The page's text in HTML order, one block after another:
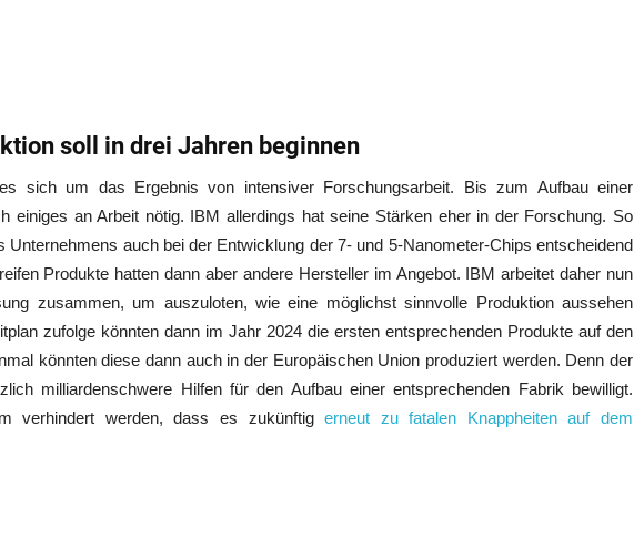
soll in drei Jahren beginnen
sich um das Ergebnis von intensiver Forschungsarbeit. Bis zum Aufbau einer
einiges an Arbeit nötig. IBM allerdings hat seine Stärken eher in der Forschung. So
Unternehmens auch bei der Entwicklung der 7- und 5-Nanometer-Chips entscheidend
Produkte hatten dann aber andere Hersteller im Angebot. IBM arbeitet daher nun
zusammen, um auszuloten, wie eine möglichst sinnvolle Produktion aussehen
zufolge könnten dann im Jahr 2024 die ersten entsprechenden Produkte auf den
könnten diese dann auch in der Europäischen Union produziert werden. Denn der
milliardenschwere Hilfen für den Aufbau einer entsprechenden Fabrik bewilligt.
verhindert werden, dass es zukünftigerneut zu fatalen Knappheiten auf dem